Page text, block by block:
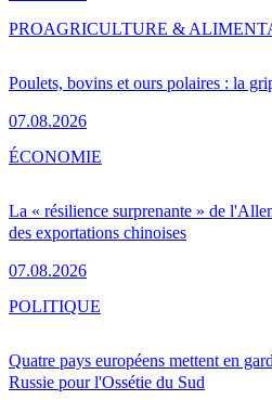
Poulets, bovins et ours polaires : la
07.08.2026
PROAGRICULTURE &
La « résilience surprenante » de
des exportations chinoises
07.08.2026
ÉCONOMIE
Quatre pays européens mettent en
Russie pour l'Ossétie du Sud
POLITIQUE